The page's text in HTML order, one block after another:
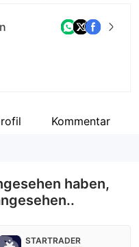
Kommentar
haben,
STARTRADER